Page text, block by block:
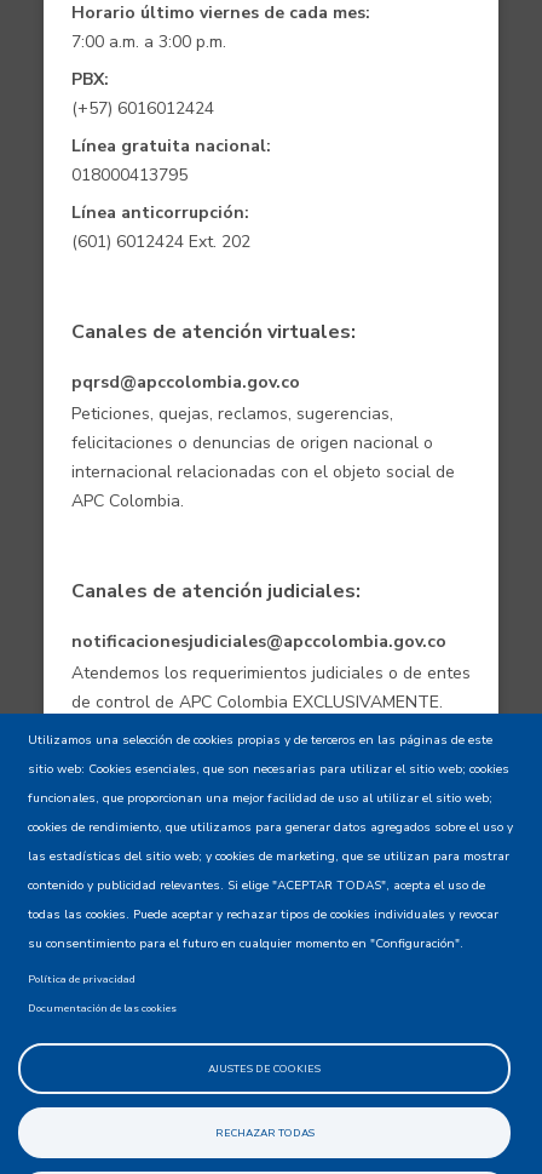
Horario último viernes de cada mes:
7:00 a.m. a 3:00 p.m.
PBX:
(+57) 6016012424
Línea gratuita nacional:
018000413795
Línea anticorrupción:
(601) 6012424 Ext. 202
Canales de atención virtuales:
pqrsd@apccolombia.gov.co
Peticiones, quejas, reclamos, sugerencias,
felicitaciones o denuncias de origen nacional o
internacional relacionadas con el objeto social de
APC Colombia.
Canales de atención judiciales:
notificacionesjudiciales@apccolombia.gov.co
Atendemos los requerimientos judiciales o de entes
de control de APC Colombia EXCLUSIVAMENTE.
@apccolombia
Aviso de confidencialidad - Política de
privacidad y Condiciones de uso
Mapa del Sitio XML
Utilizamos una selección de cookies propias y de terceros en las páginas de este
sitio web: Cookies esenciales, que son necesarias para utilizar el sitio web; cookies
funcionales, que proporcionan una mejor facilidad de uso al utilizar el sitio web;
cookies de rendimiento, que utilizamos para generar datos agregados sobre el uso y
las estadísticas del sitio web; y cookies de marketing, que se utilizan para mostrar
contenido y publicidad relevantes. Si elige "ACEPTAR TODAS", acepta el uso de
todas las cookies. Puede aceptar y rechazar tipos de cookies individuales y revocar
su consentimiento para el futuro en cualquier momento en "Configuración".
Política de privacidad
Documentación de las cookies
AJUSTES DE COOKIES
RECHAZAR TODAS